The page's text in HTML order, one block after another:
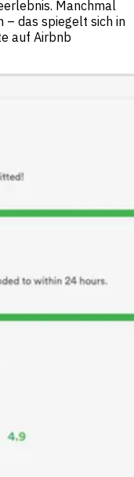
Manchmal
– das spiegelt sich in
auf Airbnb